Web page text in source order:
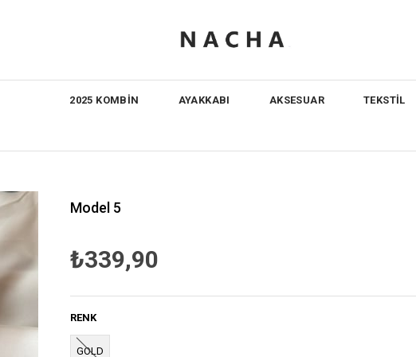
2025 KOMBİN AYAKKABI AKSESUAR TEKSTİL
Model 5
₺339,90
RENK
GOLD